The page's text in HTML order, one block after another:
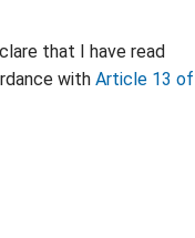
that I have read
with Article 13 of